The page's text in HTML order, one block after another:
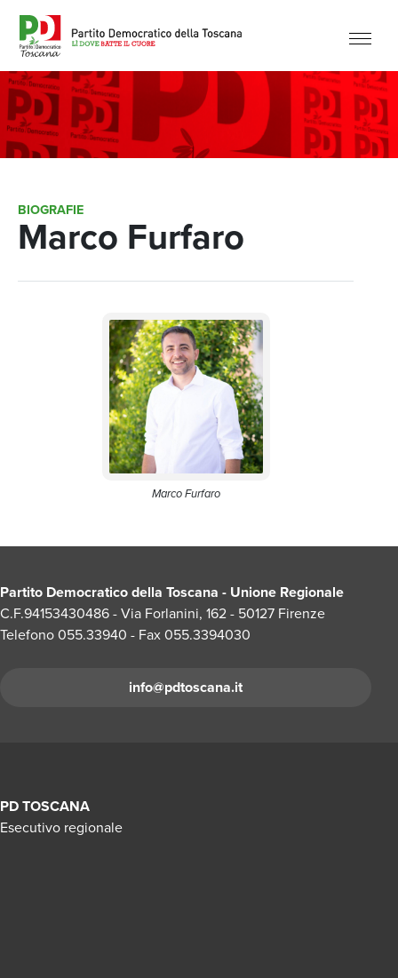
BIOGRAFIE
Marco Furfaro
Marco Furfaro
Partito Democratico della Toscana - Unione Regionale
C.F.94153430486 - Via Forlanini, 162 - 50127 Firenze
Telefono 055.33940 - Fax 055.3394030
info@pdtoscana.it
PD TOSCANA
Esecutivo regionale